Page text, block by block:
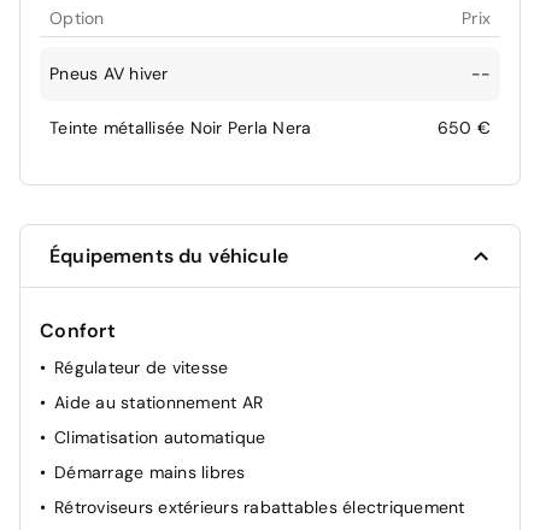
Option Prix
Pneus AV hiver --
Teinte métallisée Noir Perla Nera 650 €
Équipements du véhicule
Confort
Régulateur de vitesse
Aide au stationnement AR
Climatisation automatique
Démarrage mains libres
Rétroviseurs extérieurs rabattables électriquement